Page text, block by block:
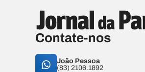
Contate-nos
João Pessoa
(83) 2106.1892